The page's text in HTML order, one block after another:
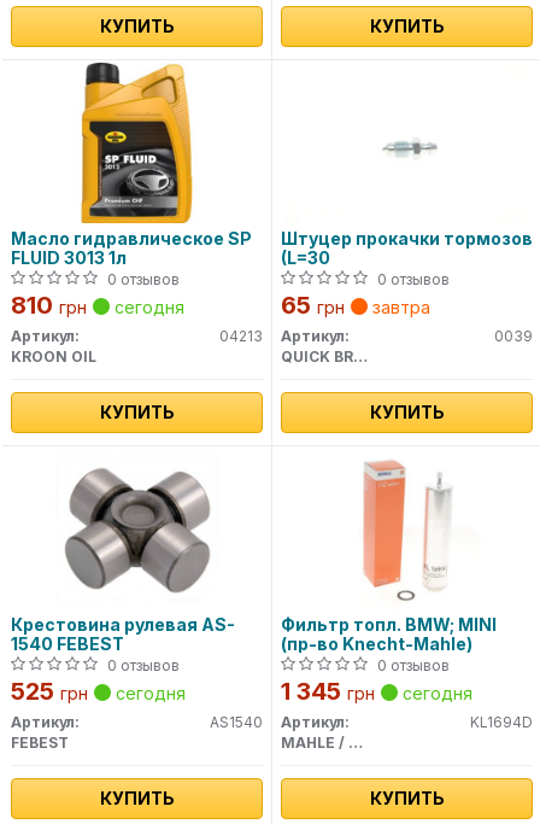
КУПИТЬ КУПИТЬ
Масло гидравлическое SP
FLUID 3013 1л
0 отзывов
810 грн сегодня
Артикул:
04213
KROON OIL
КУПИТЬ
Штуцер прокачки тормозов
(L=30
0 отзывов
65 грн завтра
Артикул:
0039
QUICK BRAKE
КУПИТЬ
Крестовина рулевая AS-
1540 FEBEST
0 отзывов
525 грн сегодня
Артикул:
AS1540
FEBEST
КУПИТЬ
Фильтр топл. BMW; MINI
(пр-во Knecht-Mahle)
0 отзывов
1 345 грн сегодня
Артикул:
KL1694D
MAHLE / KNECHT
КУПИТЬ